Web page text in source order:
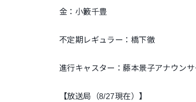
金：小籔千豊
不定期レギュラー：橋下徹
進行キャスター：藤本景子アナウン
【放送局（8/27現在）】